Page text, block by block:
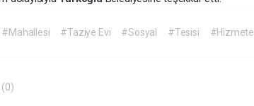
#Mahallesi #Taziye Evi #Sosyal #Tesisi #Hizmete
(0)